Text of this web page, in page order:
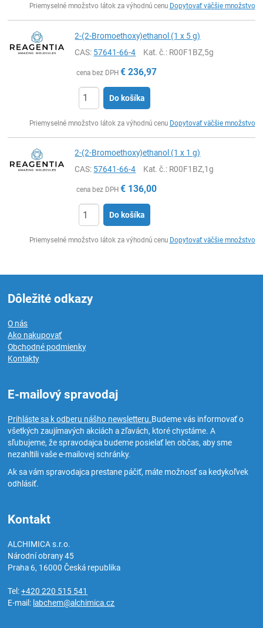
Priemyselné množstvo látok za výhodnú cenu Dopytovať väčšie množstvo
2-(2-Bromoethoxy)ethanol (1 x 5 g)
CAS: 57641-66-4 Kat. č.: R00F1BZ,5g
cena bez DPH € 236,97
Do košíka
Priemyselné množstvo látok za výhodnú cenu Dopytovať väčšie množstvo
2-(2-Bromoethoxy)ethanol (1 x 1 g)
CAS: 57641-66-4 Kat. č.: R00F1BZ,1g
cena bez DPH € 136,00
Do košíka
Priemyselné množstvo látok za výhodnú cenu Dopytovať väčšie množstvo
Dôležité odkazy
O nás
Ako nakupovať
Obchodné podmienky
Kontakty
E-mailový spravodaj
Prihláste sa k odberu nášho newsletteru.Budeme vás informovať o
všetkých zaujímavých akciách a zľavách, ktoré chystáme. A
sľubujeme, že spravodajca budeme posielať len občas, aby sme
nezahltili vaše e-mailovej schránky.
Ak sa vám spravodajca prestane páčiť, máte možnosť sa kedykoľvek
odhlásiť.
Kontakt
ALCHIMICA s.r.o.
Národní obrany 45
Praha 6, 16000Česká republika
Tel:+420 220 515 541
E-mail: labchem@alchimica.cz